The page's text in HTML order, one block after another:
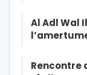
Al Adl Wal
Rencontre